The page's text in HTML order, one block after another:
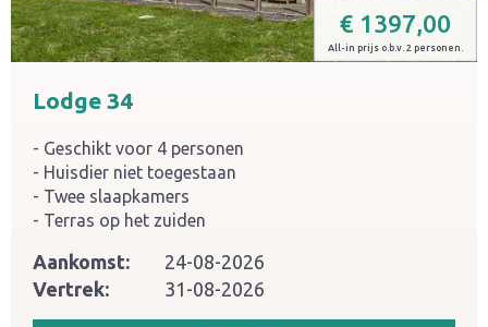
€ 1397,00
All-in prijs o.b.v. 2 personen.
Lodge 34
Geschikt voor 4 personen
Huisdier niet toegestaan
Twee slaapkamers
Terras op het zuiden
Aankomst:
24-08-2026
Vertrek:
31-08-2026